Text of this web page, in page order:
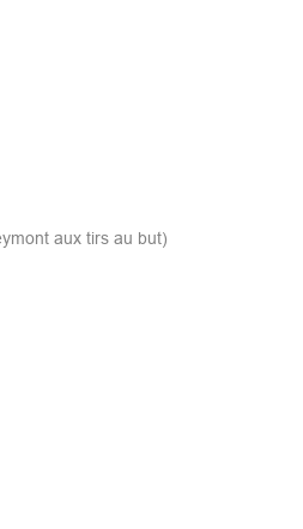
aux tirs au but)